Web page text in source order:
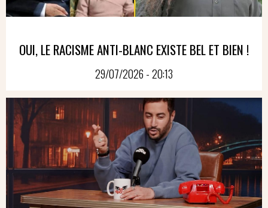
OUI, LE RACISME ANTI-BLANC EXISTE BEL ET BIEN !
29/07/2026 - 20:13